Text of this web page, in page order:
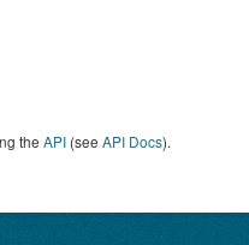
the API (see API Docs).